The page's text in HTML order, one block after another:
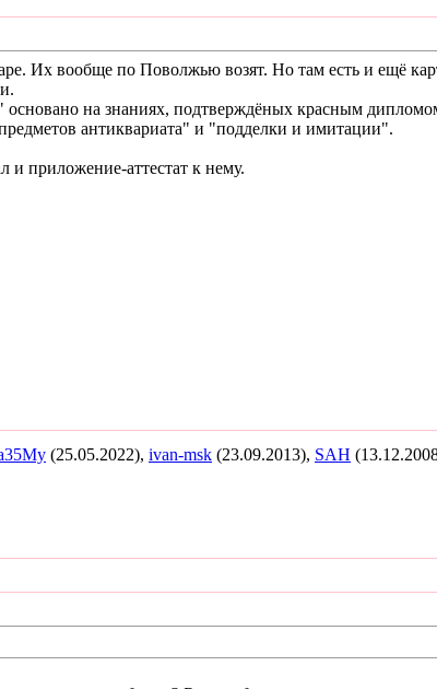
Их вообще по Поволжью возят. Но там есть и ещё
основано на знаниях, подтверждёных красным
антиквариата" и "подделки и имитации".
и приложение-аттестат к нему.
(25.05.2022), ivan-msk (23.09.2013), SAH